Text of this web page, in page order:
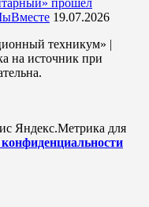
прошел
19.07.2026
техникум» |
на источник при
Яндекс.Метрика для